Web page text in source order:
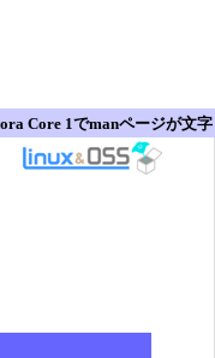
Core 1でmanページが文字